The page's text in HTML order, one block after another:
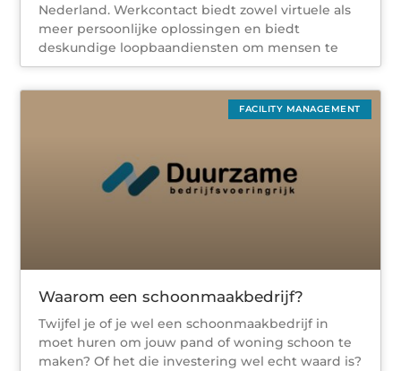
Nederland. Werkcontact biedt zowel virtuele als
meer persoonlijke oplossingen en biedt
deskundige loopbaandiensten om mensen te
FACILITY MANAGEMENT
Waarom een schoonmaakbedrijf?
Twijfel je of je wel een schoonmaakbedrijf in
moet huren om jouw pand of woning schoon te
maken? Of het die investering wel echt waard is?